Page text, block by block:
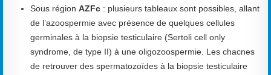
Sous région AZFc : plusieurs tableaux sont possibles, allant
de l’azoospermie avec présence de quelques cellules
germinales à la biopsie testiculaire (Sertoli cell only
syndrome, de type II) à une oligozoospermie. Les chacnes
de retrouver des spermatozoïdes à la biopsie testiculaire